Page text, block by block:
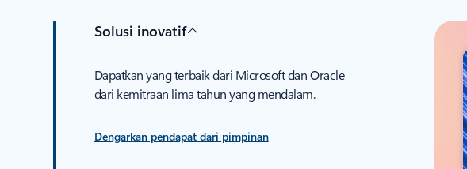
Solusi inovatif
Dapatkan yang terbaik dari Microsoft dan Oracle
dari kemitraan lima tahun yang mendalam.
Dengarkan pendapat dari pimpinan